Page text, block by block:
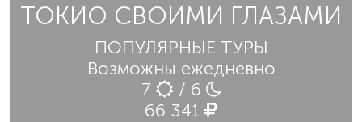
ТОКИО СВОИМИ ГЛАЗАМИ
ПОПУЛЯРНЫЕ ТУРЫ
Возможны ежедневно
7
/ 6
66 341